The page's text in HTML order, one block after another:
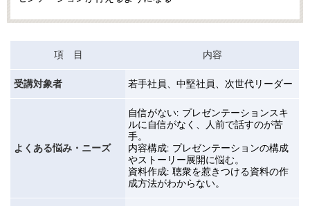
項 目 内容
受講対象者 若手社員、中堅社員、次世代リーダー
よくある悩み・ニーズ
自信がない: プレゼンテーションスキ
ルに自信がなく、人前で話すのが苦
手。
内容構成: プレゼンテーションの構成
やストーリー展開に悩む。
資料作成:聴衆を惹きつける資料の作
成方法がわからない。